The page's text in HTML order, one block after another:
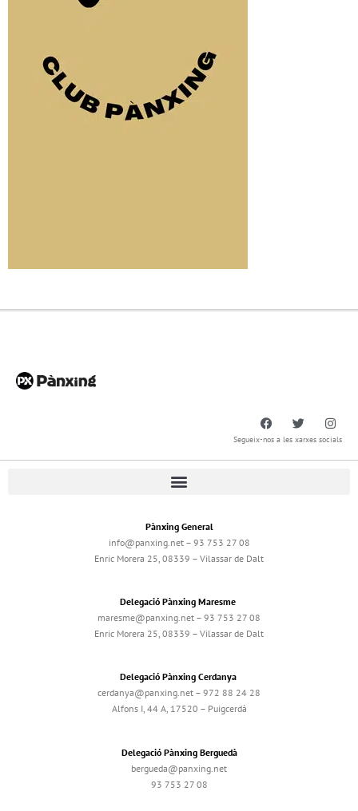
Segueix-nos a les xarxes socials
Pànxing General
info@panxing.net – 93 753 27 08
Enric Morera 25, 08339 – Vilassar de Dalt
Delegació Pànxing Maresme
maresme@panxing.net – 93 753 27 08
Enric Morera 25, 08339 – Vilassar de Dalt
Delegació Pànxing Cerdanya
cerdanya@panxing.net – 972 88 24 28
Alfons I, 44 A, 17520 – Puigcerdà
Delegació Pànxing Berguedà
bergueda@panxing.net
93 753 27 08